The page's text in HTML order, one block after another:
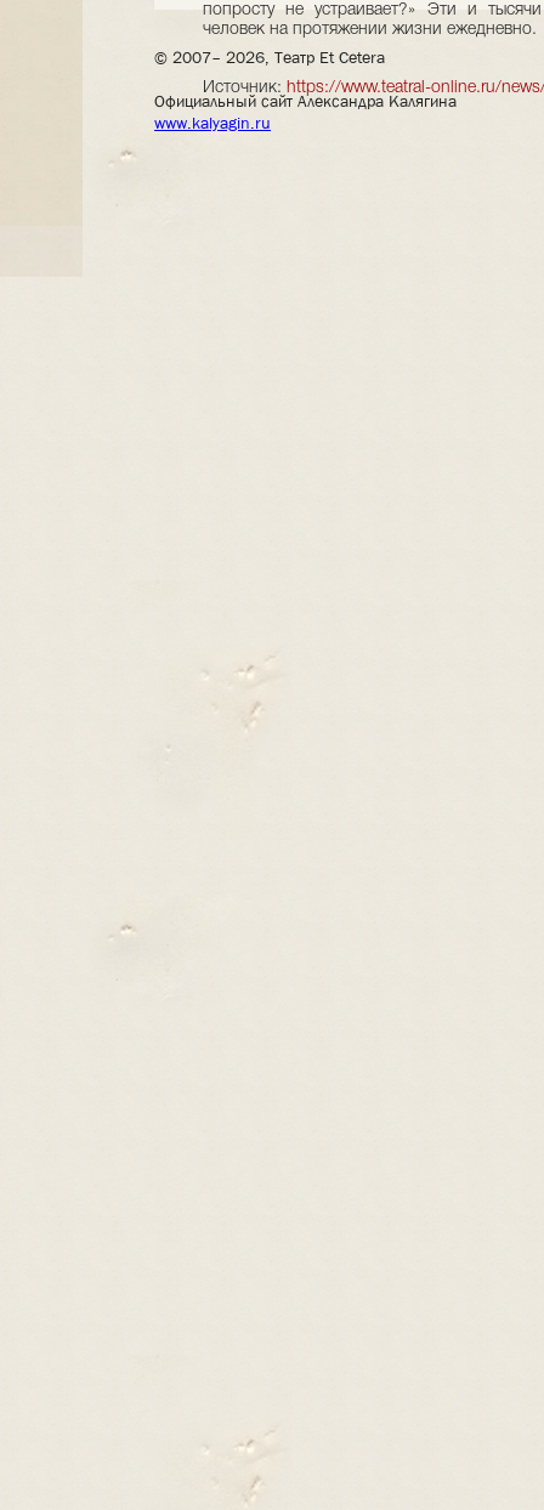
попросту не устраивает?» Эти и
человек на протяжении жизни ежедневно.
Источник: https://www.teatral-online.ru/
© 2007– 2026, Театр Et Cetera
Официальный сайт Александра Калягина
www.kalyagin.ru